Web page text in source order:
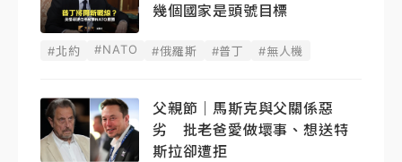
幾個國家是頭號目標
#北約 #NATO #俄羅斯 #普丁 #無人機
父親節｜馬斯克與父關係惡
劣 批老爸愛做壞事、想送特
斯拉卻遭拒